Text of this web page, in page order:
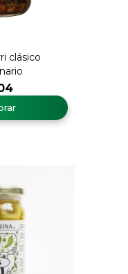
clásico